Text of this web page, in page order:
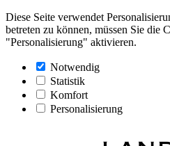
Diese Seite verwendet
betreten zu können, müssen Sie die
"Personalisierung" aktivieren.
Notwendig
Statistik
Komfort
Personalisierung